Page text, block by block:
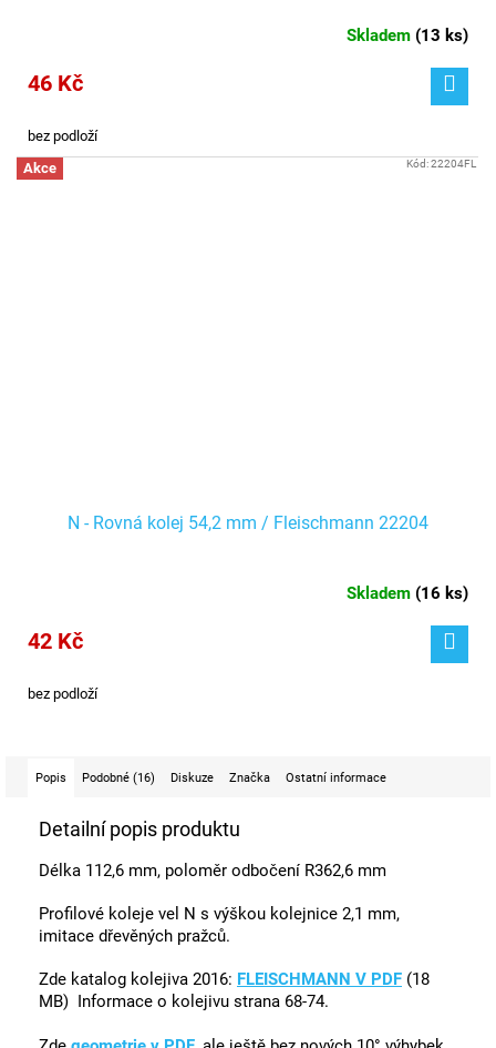
Skladem (13 ks)
46 Kč
bez podloží
Akce
N - Rovná kolej 54,2 mm / Fleischmann 22204
Skladem (16 ks)
42 Kč
bez podloží
Kód:22204FL
Popis Podobné (16) Diskuze Značka Ostatní informace
Detailní popis produktu
Délka 112,6 mm, poloměr odbočení R362,6 mm
Profilové koleje vel N s výškou kolejnice 2,1 mm,
imitace dřevěných pražců.
Zde katalog kolejiva 2016: FLEISCHMANN V PDF (18
MB) Informace o kolejivu strana 68-74.